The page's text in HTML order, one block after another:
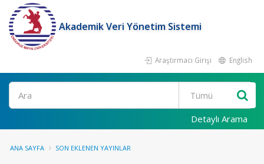
Akademik Veri Yönetim Sistemi
Araştırmacı Girişi English
Ara
Detaylı Arama
ANA SAYFA SON EKLENEN YAYINLAR